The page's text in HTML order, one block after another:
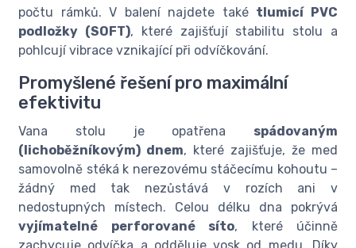
počtu rámků. V balení najdete také tlumicí PVC
podložky (SOFT), které zajišťují stabilitu stolu a
pohlcují vibrace vznikající při odvíčkování.
Promyšlené řešení pro maximální
efektivitu
Vana stolu je opatřena spádovaným
(lichoběžníkovým) dnem, které zajišťuje, že med
samovolně stéká k nerezovému stáčecímu kohoutu –
žádný med tak nezůstává v rozích ani v
nedostupných místech. Celou délku dna pokrývá
vyjímatelné perforované síto, které účinně